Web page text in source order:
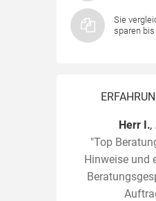
Sie
sparen bis
Herr I.,
"Top
Hinweise und